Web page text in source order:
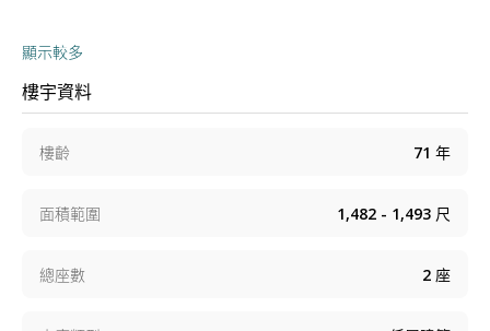
顯示較多
樓宇資料
樓齡 71 年
面積範圍 1,482 - 1,493 尺
總座數 2 座